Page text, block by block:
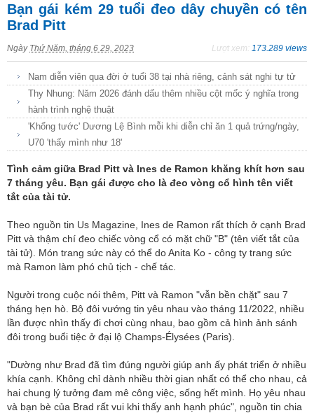
Bạn gái kém 29 tuổi đeo dây chuyền có tên
Brad Pitt
Ngày Thứ Năm, tháng 6 29, 2023 Lượt xem: 173.289 views
Nam diễn viên qua đời ở tuổi 38 tại nhà riêng, cảnh sát nghi tự tử
Thy Nhung: Năm 2026 đánh dấu thêm nhiều cột mốc ý nghĩa trong
hành trình nghệ thuật
'Khổng tước' Dương Lệ Bình mỗi khi diễn chỉ ăn 1 quả trứng/ngày,
U70 'thấy mình như 18'
Tình cảm giữa Brad Pitt và Ines de Ramon khăng khít hơn sau
7 tháng yêu. Bạn gái được cho là đeo vòng cổ hình tên viết
tắt của tài tử.
Theo nguồn tin Us Magazine, Ines de Ramon rất thích ở cạnh Brad
Pitt và thậm chí đeo chiếc vòng cổ có mặt chữ "B" (tên viết tắt của
tài tử). Món trang sức này có thể do Anita Ko - công ty trang sức
mà Ramon làm phó chủ tịch - chế tác.
Người trong cuộc nói thêm, Pitt và Ramon "vẫn bền chặt" sau 7
tháng hẹn hò. Bộ đôi vướng tin yêu nhau vào tháng 11/2022, nhiều
lần được nhìn thấy đi chơi cùng nhau, bao gồm cả hình ảnh sánh
đôi trong buổi tiệc ở đại lộ Champs-Élysées (Paris).
"Dường như Brad đã tìm đúng người giúp anh ấy phát triển ở nhiều
khía cạnh. Không chỉ dành nhiều thời gian nhất có thể cho nhau, cả
hai chung lý tưởng đam mê công việc, sống hết mình. Họ yêu nhau
và bạn bè của Brad rất vui khi thấy anh hạnh phúc", nguồn tin chia